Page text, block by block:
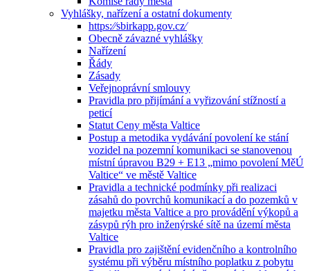
Vyhlášky, nařízení a ostatní dokumenty
https:⁄⁄sbirkapp.gov.cz⁄
Obecně závazné vyhlášky
Nařízení
Řády
Zásady
Veřejnoprávní smlouvy
Pravidla pro přijímání a vyřizování stížností a
peticí
Statut Ceny města Valtice
Postup a metodika vydávání povolení ke stání
vozidel na pozemní komunikaci se stanovenou
místní úpravou B29 + E13 „mimo povolení MěÚ
Valtice“ ve městě Valtice
Pravidla a technické podmínky při realizaci
zásahů do povrchů komunikací a do pozemků v
majetku města Valtice a pro provádění výkopů a
zásypů rýh pro inženýrské sítě na území města
Valtice
Pravidla pro zajištění evidenčního a kontrolního
systému při výběru místního poplatku z pobytu